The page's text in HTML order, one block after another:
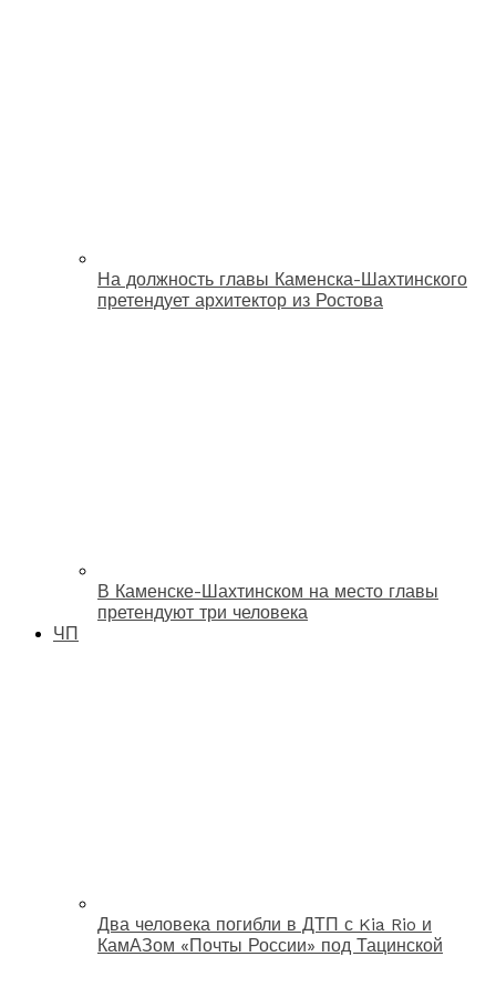
На должность главы Каменска-Шахтинского
претендует архитектор из Ростова
В Каменске-Шахтинском на место главы
претендуют три человека
ЧП
Два человека погибли в ДТП с Kia Rio и
КамАЗом «Почты России» под Тацинской